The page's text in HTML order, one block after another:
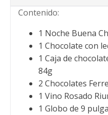
Contenido:
1 Noche Buena
1 Chocolate con
1 Caja de
84g
2 Chocolates
1 Vino Rosado
1 Globo de 9